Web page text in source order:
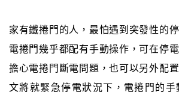
家有鐵捲門的人，最怕遇到突發性的
電捲門幾乎都配有手動操作，可在停
擔心電捲門斷電問題，也可以另外配
文將就緊急停電狀況下，電捲門的手